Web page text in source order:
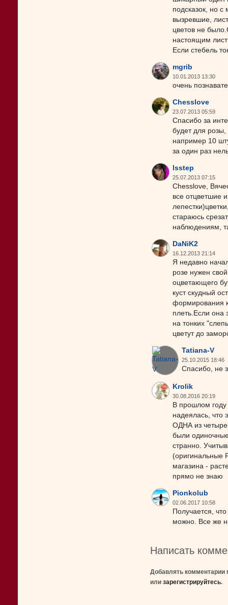
подсказок, но
вызревшие,
цветов не
настоящим
Если стебель
mgrib
10.01.2013 13:30
очень
Chesslove
23.07.2013 05:59
Спасибо за
будет для
например 10
за один раз
lsstep
25.07.2013 07:15
Chesslove,
все отцветшие
стараюсь
наблюдениям,
DaNiK2
16.12.2013 21:14
Я недавно
розе нужен
оцветающего
куст скудный
формирования
плеть.Если она
на тонких
цветут до
Tatiana-V
25.10.2015 18:46
Спасибо, не
Krolik
30.08.2016 20:19
В прошлом году
надеялась, что
ОДНА из
были
странно.
(оригинальные
магазина -
прямо не знаю
Pionkolub
02.06.2017 10:58
Получается,
можно. Все же
Написать
Добавлять комментарии
или зарегистрируйтесь.